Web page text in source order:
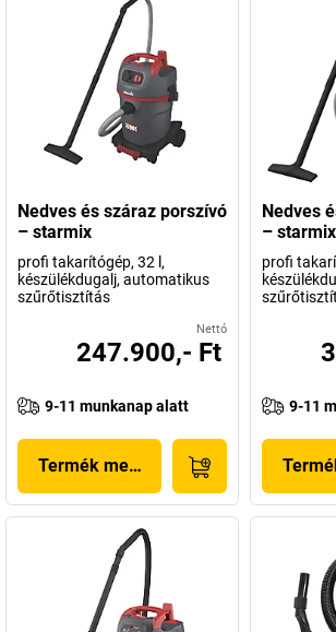
Nedves és száraz porszívó
– starmix
profi takarítógép, 32 l,
készülékdugalj, automatikus
szűrőtisztítás
Nettó
247.900,- Ft
9-11 munkanap alatt
Termék megjelenítése
Nedves
– starmix
profi
9-11